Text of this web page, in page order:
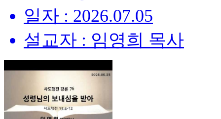
일자 : 2026.07.05
설교자 : 임영희 목사